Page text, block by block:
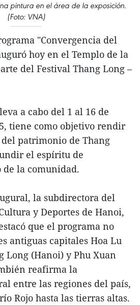
pintura en el área de la exposición.
(Foto: VNA)
"Convergencia del
hoy en el Templo de la
del Festival Thang Long –
a cabo del 1 al 16 de
tiene como objetivo rendir
patrimonio de Thang
el espíritu de
la comunidad.
la subdirectora del
y Deportes de Hanoi,
que el programa no
antiguas capitales Hoa Lu
Long (Hanoi) y Phu Xuan
reafirma la
entre las regiones del país,
Rojo hasta las tierras altas.